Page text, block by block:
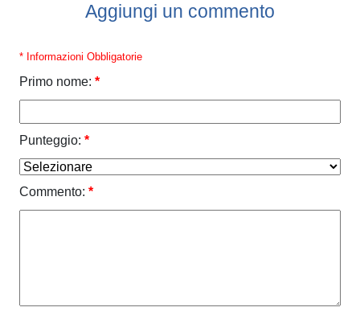
Aggiungi un commento
* Informazioni Obbligatorie
Primo nome: *
Punteggio: *
Commento: *